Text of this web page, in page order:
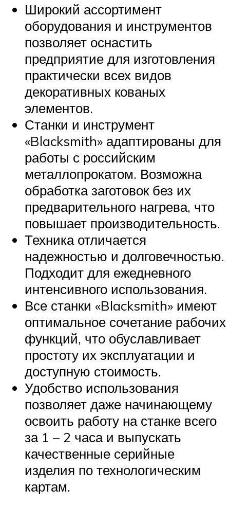
Широкий ассортимент
оборудования и инструментов
позволяет оснастить
предприятие для изготовления
практически всех видов
декоративных кованых
элементов.
Станки и инструмент
«Blacksmith» адаптированы для
работы с российским
металлопрокатом. Возможна
обработка заготовок без их
предварительного нагрева, что
повышает производительность.
Техника отличается
надежностью и долговечностью.
Подходит для ежедневного
интенсивного использования.
Все станки «Blacksmith» имеют
оптимальное сочетание рабочих
функций, что обуславливает
простоту их эксплуатации и
доступную стоимость.
Удобство использования
позволяет даже начинающему
освоить работу на станке всего
за 1 – 2 часа и выпускать
качественные серийные
изделия по технологическим
картам.